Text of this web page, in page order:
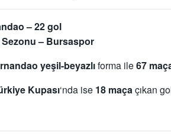
– 22 gol
Sezonu – Bursaspor
yeşil-beyazlıforma ile67
Kupası‘nda ise 18 maçaçıkan